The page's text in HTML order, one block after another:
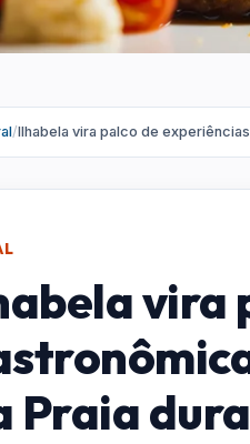
/Ilhabela vira palco de
vira
Praia